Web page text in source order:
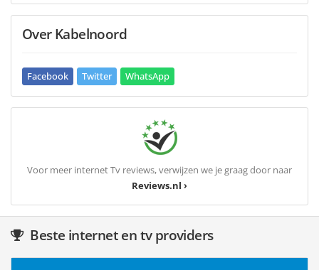
Over Kabelnoord
Facebook Twitter WhatsApp
Voor meer internet Tv reviews, verwijzen we je graag door naar
Reviews.nl ›
Beste internet en tv providers